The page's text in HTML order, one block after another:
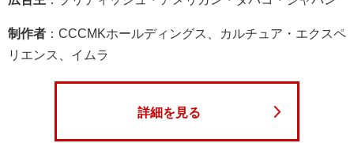
制作者 ：CCCMKホールディングス、カルチュア・エクスペ
リエンス、イムラ
詳細を見る